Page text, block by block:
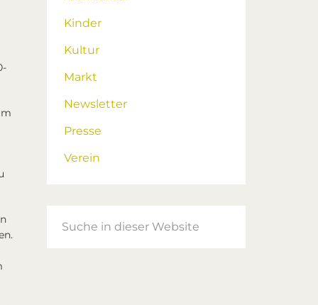
Kinder
Kultur
Markt
Newsletter
Presse
Verein